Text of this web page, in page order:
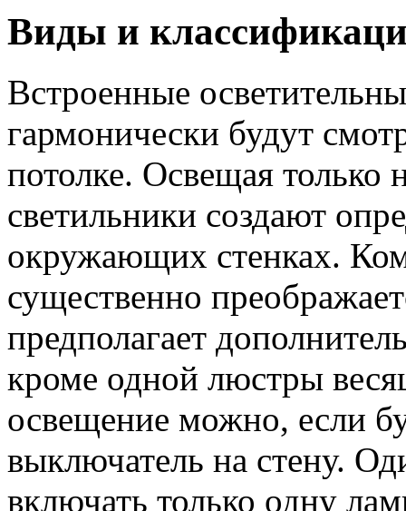
Виды и
Встроенные
гармонически будут
потолке. Освещая только
светильники создают
окружающих стенках.
существенно
предполагает
кроме одной люстры
освещение можно, если
выключатель на стену.
включать только одну